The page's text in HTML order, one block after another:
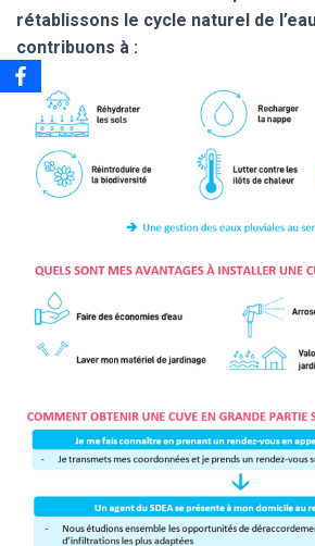
rétablissons le cycle naturel de
contribuons à :